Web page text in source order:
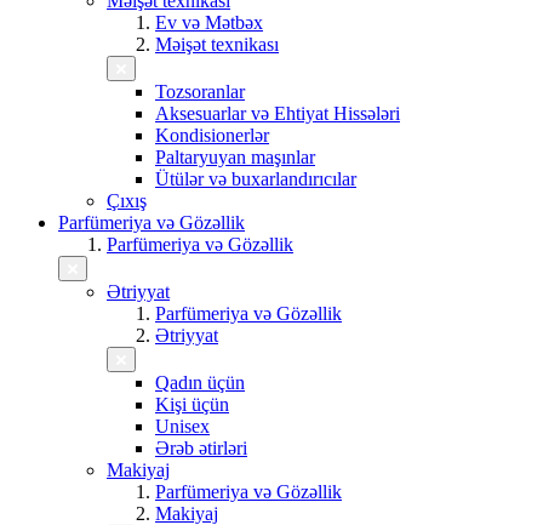
Ev və Mətbəx
Məişət texnikası
Tozsoranlar
Aksesuarlar və Ehtiyat Hissələri
Kondisionerlər
Paltaryuyan maşınlar
Ütülər və buxarlandırıcılar
Çıxış
Parfümeriya və Gözəllik
Parfümeriya və Gözəllik
Ətriyyat
Parfümeriya və Gözəllik
Ətriyyat
Qadın üçün
Kişi üçün
Unisex
Ərəb ətirləri
Makiyaj
Parfümeriya və Gözəllik
Makiyaj